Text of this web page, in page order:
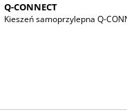
Q-CONNECT
Kieszeń samoprzylepna Q-